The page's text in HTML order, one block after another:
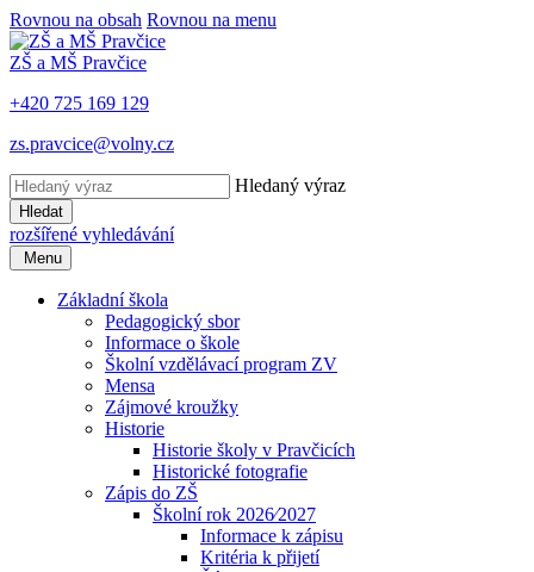
Rovnou na obsah Rovnou na menu
ZŠ a MŠ Pravčice
+420 725 169 129
zs.pravcice@volny.cz
Hledaný výraz
Hledat
rozšířené vyhledávání
Menu
Základní škola
Pedagogický sbor
Informace o škole
Školní vzdělávací program ZV
Mensa
Zájmové kroužky
Historie
Historie školy v Pravčicích
Historické fotografie
Zápis do ZŠ
Školní rok 2026⁄2027
Informace k zápisu
Kritéria k přijetí